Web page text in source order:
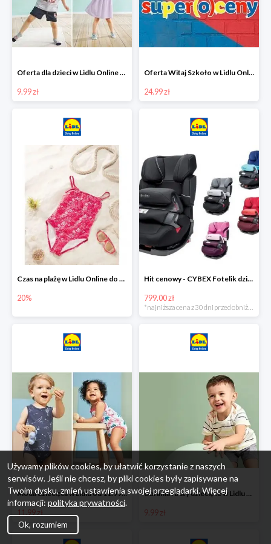
Oferta dla dzieci w Lidlu Online od 9,99 zł
9.99 zł
Oferta Witaj Szkoło w Lidlu Online od 24,99 zł
24.99 zł
Czas na plażę w Lidlu Online do -20%
20%
Hit cenowy - CYBEX Fotelik dziecięcy samochodowy Pallasfix grupa I-III, 9-36 kg
799.00 zł
Moda dziecięca w Lidlu od 11.99 zł
11.99 zł
Ubrania i buty dziecięce w Lidlu Online od 9,99 zł
9.99 zł
Używamy plików cookies, by ułatwić korzystanie z naszych
serwisów. Jeśli nie chcesz, by pliki cookies były zapisywane na
Twoim dysku, zmień ustawienia swojej przeglądarki. Więcej
informacji: polityka prywatności.
Ok, rozumiem